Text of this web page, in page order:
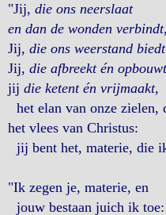
"Jij, die ons neerslaat
en dan de wonden verbindt
Jij, die ons weerstand
Jij, die afbreekt én opbouwt
jij die ketent én vrijmaakt,
het elan van onze zielen,
het vlees van Christus:
jij bent het, materie, die
"Ik zegen je, materie, en
jouw bestaan juich ik toe: